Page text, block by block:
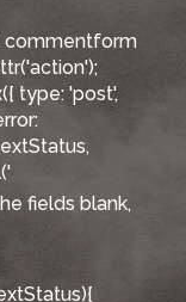
commentform
type: 'post',
fields blank,